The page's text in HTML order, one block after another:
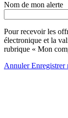
Nom de mon alerte
Pour recevoir les
électronique et la
rubrique « Mon
AnnulerEnregistrer